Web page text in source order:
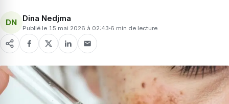
DN Dina Nedjma
Publié le 15 mai 2026 à 02:43 6 min de lecture